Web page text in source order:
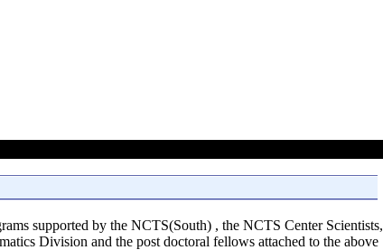
supported by the NCTS(South) , the NCTS Center Scientists,
Division and the post doctoral fellows attached to the above